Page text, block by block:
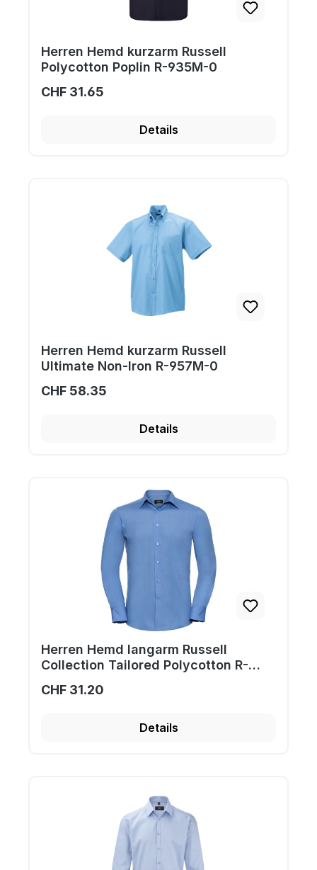
Herren Hemd kurzarm Russell
Polycotton Poplin R-935M-0
CHF 31.65
Details
Herren Hemd kurzarm Russell
Ultimate Non-Iron R-957M-0
CHF 58.35
Details
Herren Hemd langarm Russell
Collection Tailored Polycotton R-
CHF 31.20
Details